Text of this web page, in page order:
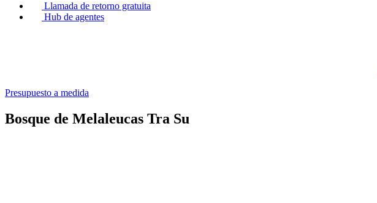
Llamada de retorno gratuita
Hub de agentes
Presupuesto a medida
Bosque de Melaleucas Tra Su